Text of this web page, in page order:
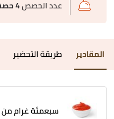
عدد الحصص4 حصة
المقادير طريقة التحضير
سبعمئة غرام من